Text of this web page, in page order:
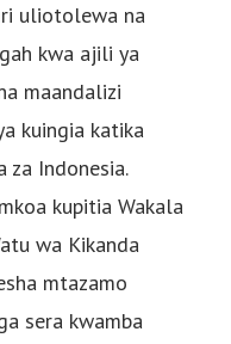
uliotolewa na
kwa ajili ya
maandalizi
kuingia katika
za Indonesia.
kupitia Wakala
wa Kikanda
mtazamo
sera kwamba